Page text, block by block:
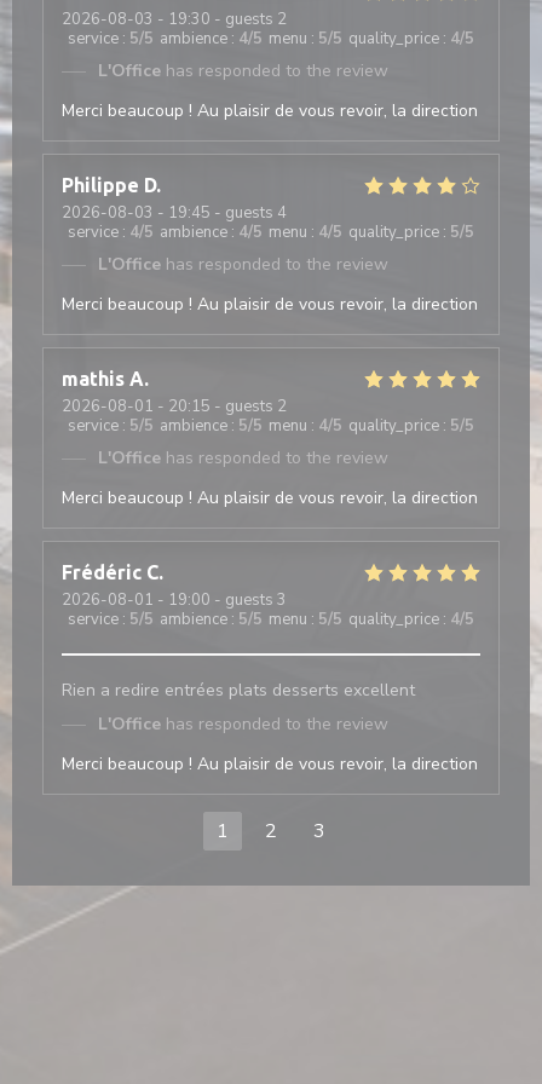
2026-08-03 - 19:30 - guests 2
service : 5/5 ambience : 4/5 menu : 5/5 quality_price : 4/5
L'Office has responded to the review
Merci beaucoup ! Au plaisir de vous revoir, la direction
Philippe D
2026-08-03 - 19:45 - guests 4
service : 4/5 ambience : 4/5 menu : 4/5 quality_price : 5/5
L'Office has responded to the review
Merci beaucoup ! Au plaisir de vous revoir, la direction
mathis A
2026-08-01 - 20:15 - guests 2
service : 5/5 ambience : 5/5 menu : 4/5 quality_price : 5/5
L'Office has responded to the review
Merci beaucoup ! Au plaisir de vous revoir, la direction
Frédéric C
2026-08-01 - 19:00 - guests 3
service : 5/5 ambience : 5/5 menu : 5/5 quality_price : 4/5
Rien a redire entrées plats desserts excellent
L'Office has responded to the review
Merci beaucoup ! Au plaisir de vous revoir, la direction
1 2 3